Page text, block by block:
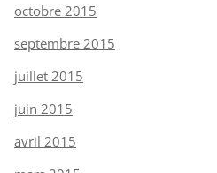
octobre 2015
septembre 2015
juillet 2015
juin 2015
avril 2015